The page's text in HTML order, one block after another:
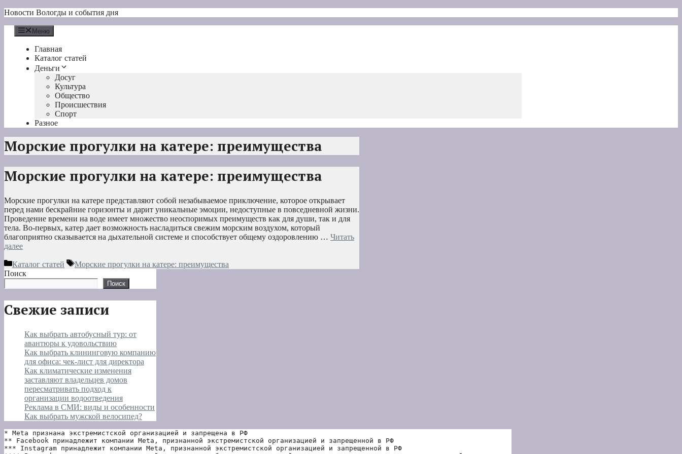
Перейти
содержимому
Новости Вологды и события дня
Меню
Главная
Каталог статей
Деньги
Досуг
Культура
Общество
Происшествия
Спорт
Разное
Морские прогулки на катере: преимущества
Морские прогулки на катере: преимущества
Морские прогулки на катере представляют собой незабываемое приключение, которое открывает
перед нами бескрайние горизонты и дарит уникальные эмоции, недоступные в повседневной жизни.
Проведение времени на воде имеет множество неоспоримых преимуществ как для души, так и для
тела. Во-первых, катер дает возможность насладиться свежим морским воздухом, который
благоприятно сказывается на дыхательной системе и способствует общему оздоровлению … Читать
далее
Рубрики
Каталог статей Метки
Морские прогулки на катере: преимущества
Поиск
Поиск
Свежие записи
Как выбрать автобусный тур: от
авантюры к удовольствию
Как выбрать клининговую компанию
для офиса: чек-лист для директора
Как климатические изменения
заставляют владельцев домов
пересматривать подход к
организации водоотведения
Реклама в СМИ: виды и особенности
Как выбрать мужской велосипед?
* Meta признана экстремистской организацией и запрещена в РФ
** Facebook принадлежит компании Meta, признанной экстремистской организацией и запрещенной в РФ
*** Instagram принадлежит компании Meta, признанной экстремистской организацией и запрещенной в РФ